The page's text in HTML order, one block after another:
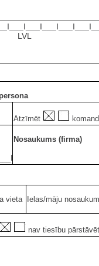
LVL
Atzīmēt
Nosaukums (firma)
vieta Ielas/māju
nav tiesību